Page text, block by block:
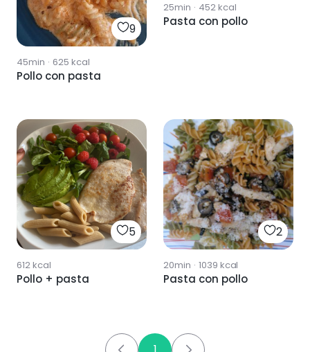
9
45min · 625 kcal
Pollo con pasta
25min · 452kcal
Pasta con pollo
5
612kcal
Pollo + pasta
2
20min · 1039 kcal
Pasta con pollo